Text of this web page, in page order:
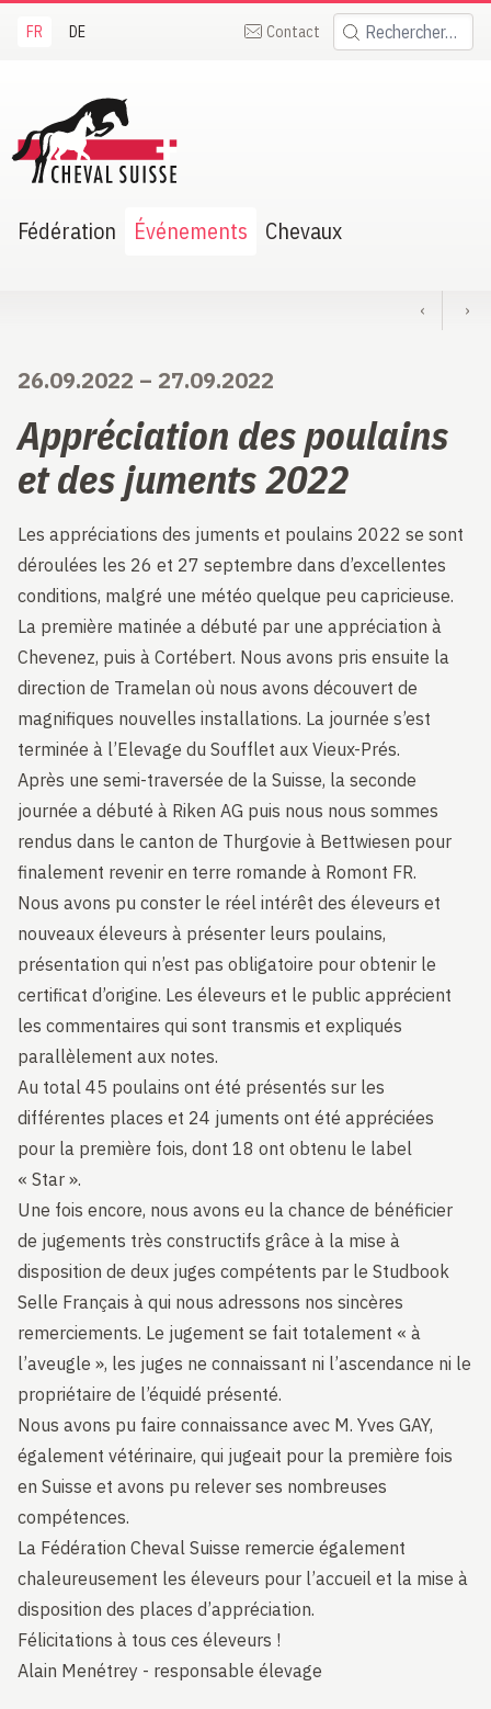
FR DE Contact Rechercher:
Suisse
Fédération Événements Chevaux
‹ ›
26.09.2022 – 27.09.2022
Appréciation des poulains
et des juments 2022
Les appréciations des juments et poulains 2022 se sont
déroulées les 26 et 27 septembre dans d’excellentes
conditions, malgré une météo quelque peu capricieuse.
La première matinée a débuté par une appréciation à
Chevenez, puis à Cortébert. Nous avons pris ensuite la
direction de Tramelan où nous avons découvert de
magnifiques nouvelles installations. La journée s’est
terminée à l’Elevage du Soufflet aux Vieux-Prés.
Après une semi-traversée de la Suisse, la seconde
journée a débuté à Riken AG puis nous nous sommes
rendus dans le canton de Thurgovie à Bettwiesen pour
finalement revenir en terre romande à Romont FR.
Nous avons pu conster le réel intérêt des éleveurs et
nouveaux éleveurs à présenter leurs poulains,
présentation qui n’est pas obligatoire pour obtenir le
certificat d’origine. Les éleveurs et le public apprécient
les commentaires qui sont transmis et expliqués
parallèlement aux notes.
Au total 45 poulains ont été présentés sur les
différentes places et 24 juments ont été appréciées
pour la première fois, dont 18 ont obtenu le label
« Star ».
Une fois encore, nous avons eu la chance de bénéficier
de jugements très constructifs grâce à la mise à
disposition de deux juges compétents par le Studbook
Selle Français à qui nous adressons nos sincères
remerciements. Le jugement se fait totalement « à
l’aveugle », les juges ne connaissant ni l’ascendance ni le
propriétaire de l’équidé présenté.
Nous avons pu faire connaissance avec M. Yves GAY,
également vétérinaire, qui jugeait pour la première fois
en Suisse et avons pu relever ses nombreuses
compétences.
La Fédération Cheval Suisse remercie également
chaleureusement les éleveurs pour l’accueil et la mise à
disposition des places d’appréciation.
Félicitations à tous ces éleveurs !
Alain Menétrey - responsable élevage